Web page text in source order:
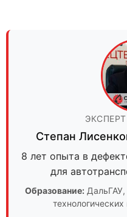
Степан
8 лет опыта в
для
Образование: ДальГАУ